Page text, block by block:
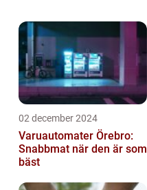
02 december 2024
Varuautomater Örebro:
Snabbmat när den är som
bäst